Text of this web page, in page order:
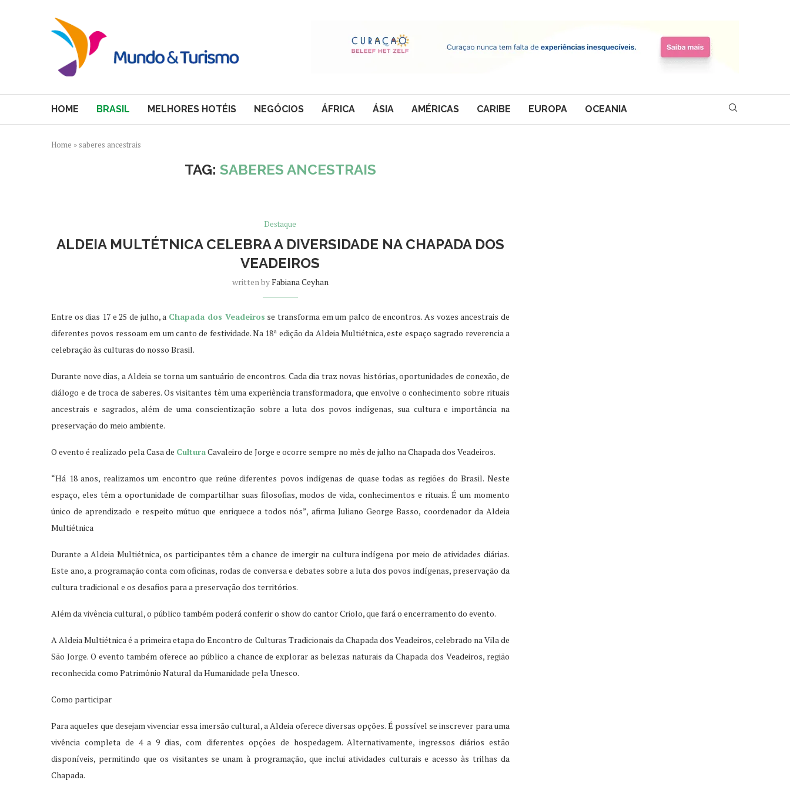
HOME BRASIL MELHORES HOTÉIS NEGÓCIOS ÁFRICA ÁSIA AMÉRICAS CARIBE EUROPA OCEANIA
Home » saberes ancestrais
TAG: SABERES ANCESTRAIS
Destaque
ALDEIA MULTÉTNICA CELEBRA A DIVERSIDADE NA CHAPADA DOS
VEADEIROS
written byFabiana Ceyhan
Entre os dias 17 e 25 de julho, a Chapada dos Veadeiros se transforma em um palco de encontros. As vozes ancestrais de
diferentes povos ressoam em um canto de festividade. Na 18ª edição da Aldeia Multiétnica, este espaço sagrado reverencia a
celebração às culturas do nosso Brasil.
Durante nove dias, a Aldeia se torna um santuário de encontros. Cada dia traz novas histórias, oportunidades de conexão, de
diálogo e de troca de saberes. Os visitantes têm uma experiência transformadora, que envolve o conhecimento sobre rituais
ancestrais e sagrados, além de uma conscientização sobre a luta dos povos indígenas, sua cultura e importância na
preservação do meio ambiente.
O evento é realizado pela Casa de CulturaCavaleiro de Jorge e ocorre sempre no mês de julho na Chapada dos Veadeiros.
“Há 18 anos, realizamos um encontro que reúne diferentes povos indígenas de quase todas as regiões do Brasil. Neste
espaço, eles têm a oportunidade de compartilhar suas filosofias, modos de vida, conhecimentos e rituais. É um momento
único de aprendizado e respeito mútuo que enriquece a todos nós”, afirma Juliano George Basso, coordenador da Aldeia
Multiétnica
Durante a Aldeia Multiétnica, os participantes têm a chance de imergir na cultura indígena por meio de atividades diárias.
Este ano, a programação conta com oficinas, rodas de conversa e debates sobre a luta dos povos indígenas, preservação da
cultura tradicional e os desafios para a preservação dos territórios.
Além da vivência cultural, o público também poderá conferir o show do cantor Criolo, que fará o encerramento do evento.
A Aldeia Multiétnica é a primeira etapa do Encontro de Culturas Tradicionais da Chapada dos Veadeiros, celebrado na Vila de
São Jorge. O evento também oferece ao público a chance de explorar as belezas naturais da Chapada dos Veadeiros, região
reconhecida como Patrimônio Natural da Humanidade pela Unesco.
Como participar
Para aqueles que desejam vivenciar essa imersão cultural, a Aldeia oferece diversas opções. É possível se inscrever para uma
vivência completa de 4 a 9 dias, com diferentes opções de hospedagem. Alternativamente, ingressos diários estão
disponíveis, permitindo que os visitantes se unam à programação, que inclui atividades culturais e acesso às trilhas da
Chapada.